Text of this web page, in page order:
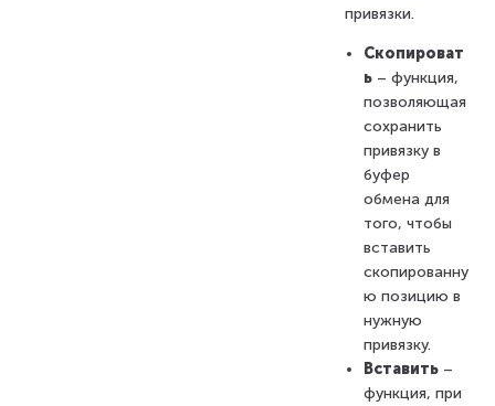
привязки.
Скопироват
ь– функция,
позволяющая
сохранить
привязку в
буфер
обмена для
того, чтобы
вставить
скопированну
ю позицию в
нужную
привязку.
Вставить–
функция, при